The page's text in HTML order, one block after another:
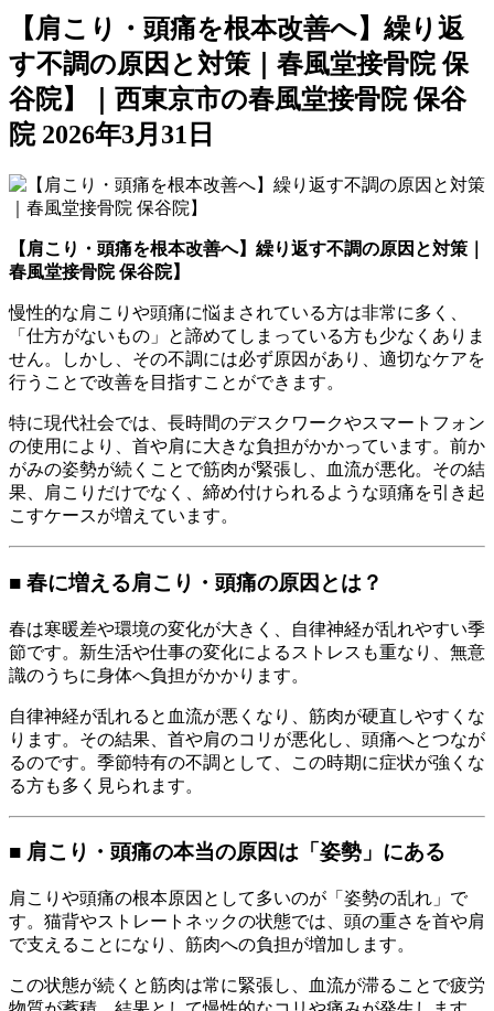
【肩こり・頭痛を根本改善へ】繰り返
す不調の原因と対策｜春風堂接骨院 保
谷院】｜西東京市の春風堂接骨院 保谷
院 2026年3月31日
【肩こり・頭痛を根本改善へ】繰り返す不調の原因と対策｜
春風堂接骨院 保谷院】
慢性的な肩こりや頭痛に悩まされている方は非常に多く、
「仕方がないもの」と諦めてしまっている方も少なくありま
せん。しかし、その不調には必ず原因があり、適切なケアを
行うことで改善を目指すことができます。
特に現代社会では、長時間のデスクワークやスマートフォン
の使用により、首や肩に大きな負担がかかっています。前か
がみの姿勢が続くことで筋肉が緊張し、血流が悪化。その結
果、肩こりだけでなく、締め付けられるような頭痛を引き起
こすケースが増えています。
■ 春に増える肩こり・頭痛の原因とは？
春は寒暖差や環境の変化が大きく、自律神経が乱れやすい季
節です。新生活や仕事の変化によるストレスも重なり、無意
識のうちに身体へ負担がかかります。
自律神経が乱れると血流が悪くなり、筋肉が硬直しやすくな
ります。その結果、首や肩のコリが悪化し、頭痛へとつなが
るのです。季節特有の不調として、この時期に症状が強くな
る方も多く見られます。
■ 肩こり・頭痛の本当の原因は「姿勢」にある
肩こりや頭痛の根本原因として多いのが「姿勢の乱れ」で
す。猫背やストレートネックの状態では、頭の重さを首や肩
で支えることになり、筋肉への負担が増加します。
この状態が続くと筋肉は常に緊張し、血流が滞ることで疲労